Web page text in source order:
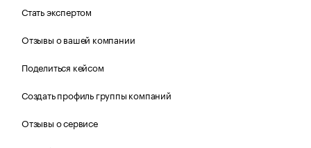
Стать экспертом
Отзывы о вашей компании
Поделиться кейсом
Создать профиль группы компаний
Отзывы о сервисе